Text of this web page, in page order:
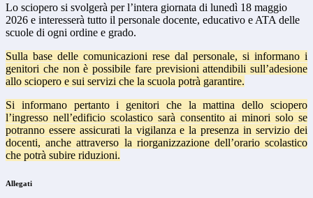
Lo sciopero si svolgerà per l’intera giornata di lunedì 18 maggio
2026 e interesserà tutto il personale docente, educativo e ATA delle
scuole di ogni ordine e grado.
Sulla base delle comunicazioni rese dal personale, si informano i
genitori che non è possibile fare previsioni attendibili sull’adesione
allo sciopero e sui servizi che la scuola potrà garantire.
Si informano pertanto i genitori che la mattina dello sciopero
l’ingresso nell’edificio scolastico sarà consentito ai minori solo se
potranno essere assicurati la vigilanza e la presenza in servizio dei
docenti, anche attraverso la riorganizzazione dell’orario scolastico
che potrà subire riduzioni.
Allegati